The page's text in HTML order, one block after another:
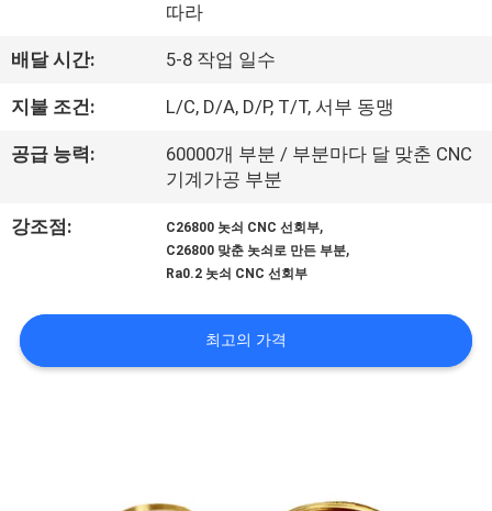
장
투
어
품
리
따라
배달 시간: 5-8 작업 일수
지불 조건: L/C, D/A, D/P, T/T, 서부 동맹
공급 능력:
60000개 부분 / 부분마다 달 맞춘 CNC
기계가공 부분
강조점: C26800 놋쇠 CNC 선회부,
C26800 맞춘 놋쇠로 만든 부분,
Ra0.2 놋쇠 CNC 선회부
최고의 가격